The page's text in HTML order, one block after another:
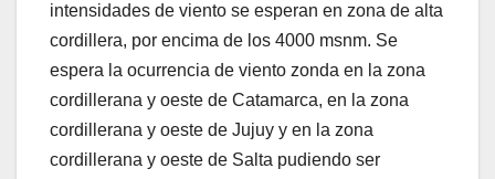
intensidades de viento se esperan en zona de alta
cordillera, por encima de los 4000 msnm. Se
espera la ocurrencia de viento zonda en la zona
cordillerana y oeste de Catamarca, en la zona
cordillerana y oeste de Jujuy y en la zona
cordillerana y oeste de Salta pudiendo ser